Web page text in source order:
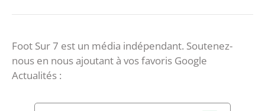
Foot Sur 7 est un média indépendant. Soutenez-
nous en nous ajoutant à vos favoris Google
Actualités :